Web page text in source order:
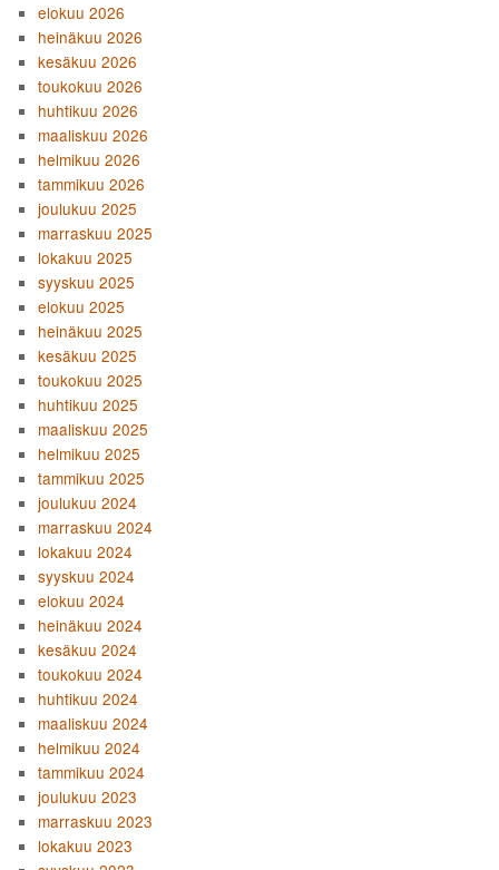
elokuu 2026
heinäkuu 2026
kesäkuu 2026
toukokuu 2026
huhtikuu 2026
maaliskuu 2026
helmikuu 2026
tammikuu 2026
joulukuu 2025
marraskuu 2025
lokakuu 2025
syyskuu 2025
elokuu 2025
heinäkuu 2025
kesäkuu 2025
toukokuu 2025
huhtikuu 2025
maaliskuu 2025
helmikuu 2025
tammikuu 2025
joulukuu 2024
marraskuu 2024
lokakuu 2024
syyskuu 2024
elokuu 2024
heinäkuu 2024
kesäkuu 2024
toukokuu 2024
huhtikuu 2024
maaliskuu 2024
helmikuu 2024
tammikuu 2024
joulukuu 2023
marraskuu 2023
lokakuu 2023